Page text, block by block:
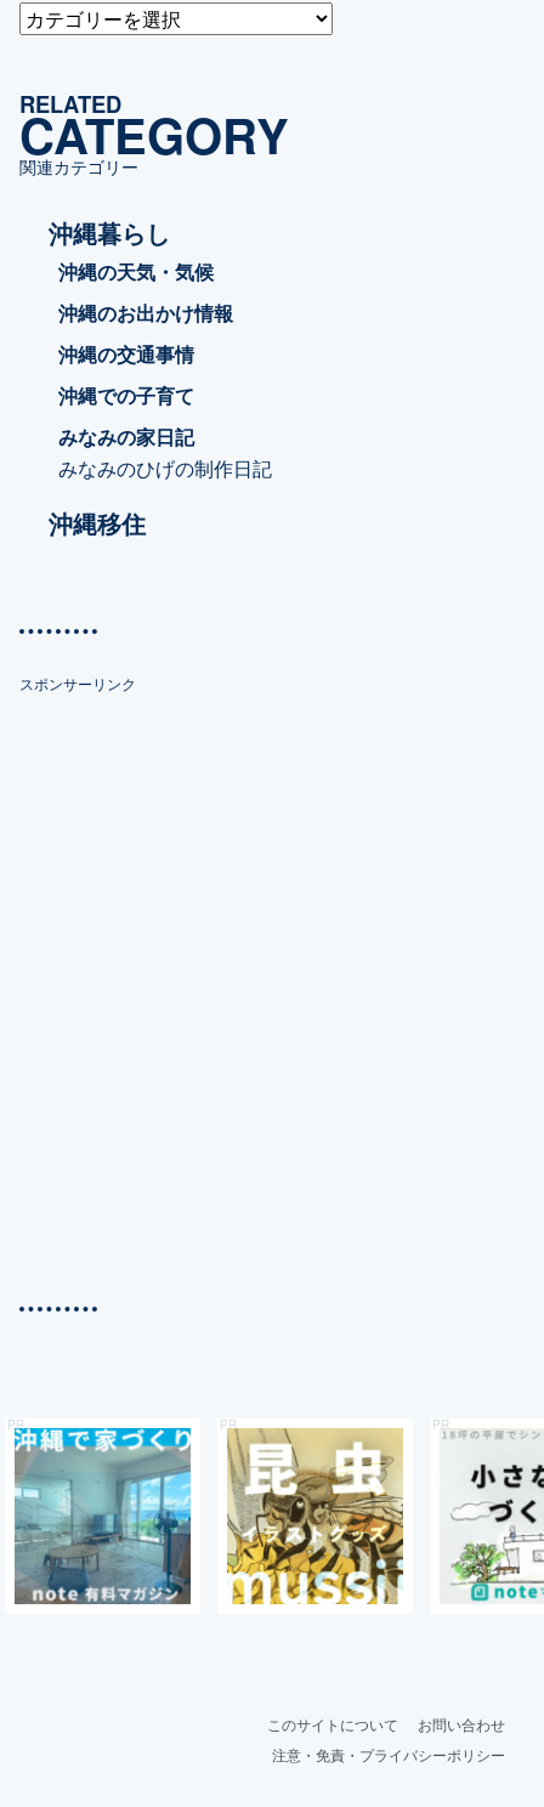
カ
テ
リ
ー
RELATED
CATEGORY
関連カテゴリー
沖縄暮らし
沖縄の天気・気候
沖縄のお出かけ情報
沖縄の交通事情
沖縄での子育て
みなみの家日記
みなみのひげの制作日記
沖縄移住
スポンサーリンク
このサイトについて
お問い合わせ
注意・免責・プライバシーポリシー